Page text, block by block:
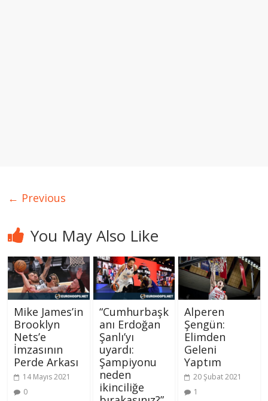
← Previous
You May Also Like
Mike James’in
Brooklyn
Nets’e
İmzasının
Perde Arkası
14 Mayıs 2021
0
“Cumhurbaşk
anı Erdoğan
Şanlı’yı
uyardı:
Şampiyonu
neden
ikinciliğe
Alperen
Şengün:
Elimden
Geleni
Yaptım
20 Şubat 2021
1